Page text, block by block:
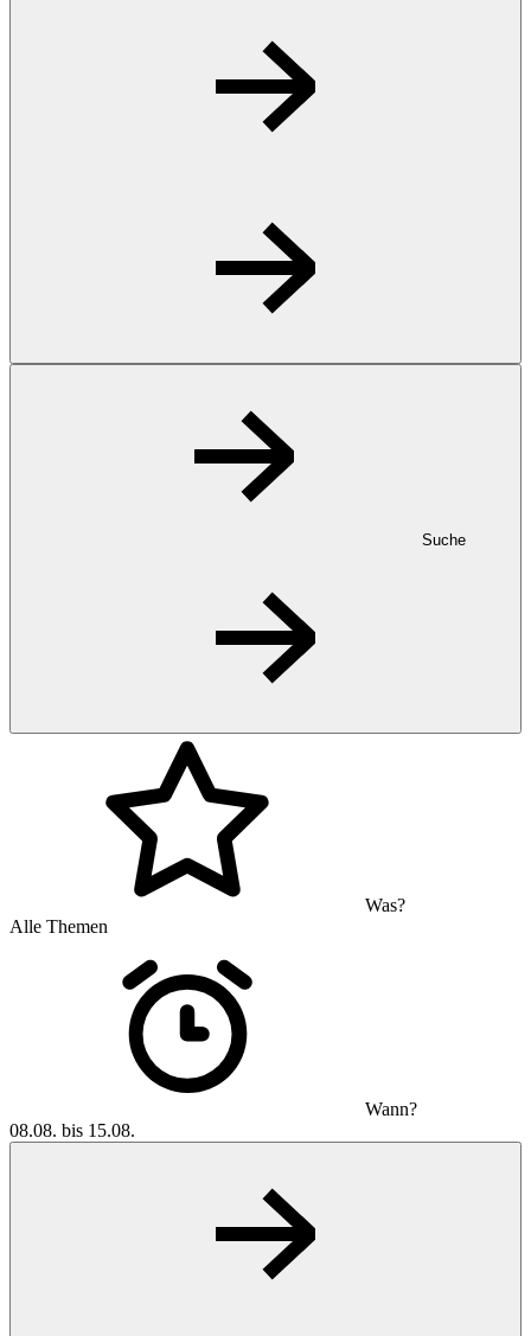
Suche
Was?
Alle Themen
Wann?
08.08. bis 15.08.